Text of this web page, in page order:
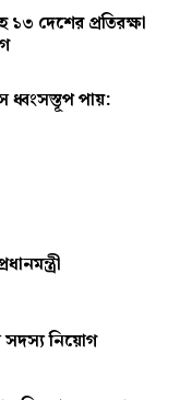
১৩ দেশের প্রতিরক্ষা
ধ্বংসস্তূপ পায়:
নিয়োগ